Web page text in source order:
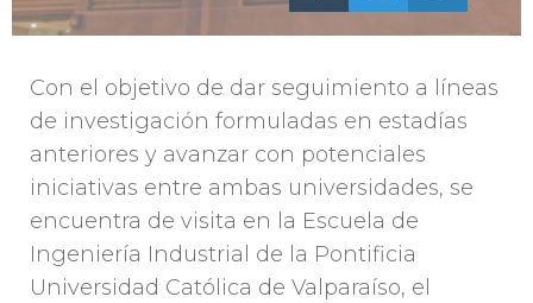
Con el objetivo de dar seguimiento a líneas
de investigación formuladas en estadías
anteriores y avanzar con potenciales
iniciativas entre ambas universidades, se
encuentra de visita en la Escuela de
Ingeniería Industrial de la Pontificia
Universidad Católica de Valparaíso, el